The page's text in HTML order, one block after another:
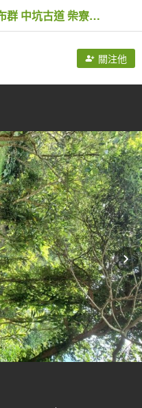
三貂嶺火車站 ＞＞三貂瀑布群 中坑古道 柴寮古道 ＞＞ 出猴硐
關注他